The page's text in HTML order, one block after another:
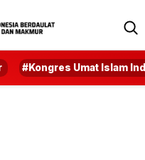
#Kongres Umat Islam